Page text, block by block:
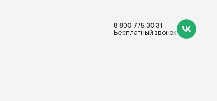
8 800 775 30 31
Бесплатный звонок